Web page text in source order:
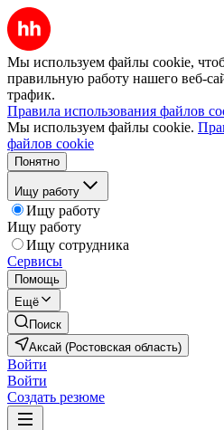
Мы используем файлы cookie,
правильную работу нашего веб-
трафик.
Правила использования файлов
Мы используем файлы cookie.
файлов cookie
Понятно
Ищу работу
Ищу работу
Ищу работу
Ищу сотрудника
Сервисы
Помощь
Ещё
Поиск
Аксай (Ростовская область)
Войти
Войти
Создать резюме